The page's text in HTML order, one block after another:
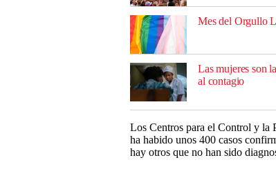
Mes del Orgullo
Las mujeres son
al contagio
Los Centros para el Control y la
ha habido unos 400 casos
hay otros que no han sido